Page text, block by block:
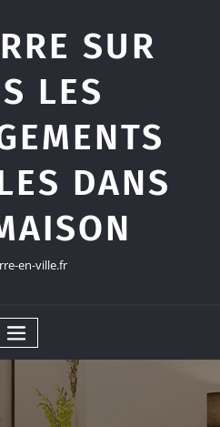
SUR
LES
DANS
en-ville.fr